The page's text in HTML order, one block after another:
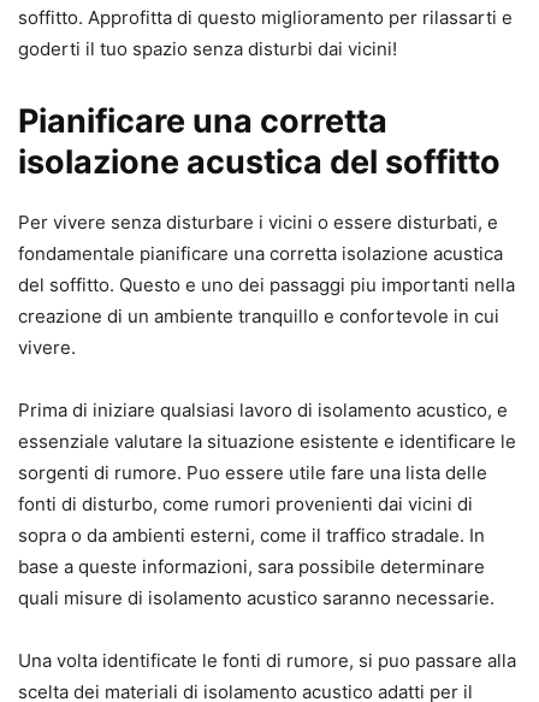
soffitto. Approfitta di questo miglioramento per rilassarti e
goderti il tuo spazio senza disturbi dai vicini!
Pianificare una corretta
isolazione acustica del soffitto
Per vivere senza disturbare i vicini o essere disturbati, e
fondamentale pianificare una corretta isolazione acustica
del soffitto. Questo e uno dei passaggi piu importanti nella
creazione di un ambiente tranquillo e confortevole in cui
vivere.
Prima di iniziare qualsiasi lavoro di isolamento acustico, e
essenziale valutare la situazione esistente e identificare le
sorgenti di rumore. Puo essere utile fare una lista delle
fonti di disturbo, come rumori provenienti dai vicini di
sopra o da ambienti esterni, come il traffico stradale. In
base a queste informazioni, sara possibile determinare
quali misure di isolamento acustico saranno necessarie.
Una volta identificate le fonti di rumore, si puo passare alla
scelta dei materiali di isolamento acustico adatti per il